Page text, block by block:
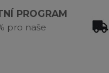
PROGRAM
pro naše